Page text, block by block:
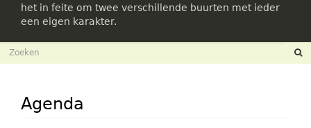
het in feite om twee verschillende buurten met ieder
een eigen karakter.
Zoekveld
Agenda